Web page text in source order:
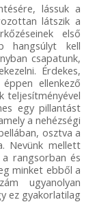
lássuk a
látszik a
első
hangsúlyt kell
csapatunk,
Érdekes,
ellenkező
teljesítményével
egy pillantást
a nehézségi
osztva a
Nevünk mellett
rangsorban és
minket ebből a
ugyanolyan
ez gyakorlatilag